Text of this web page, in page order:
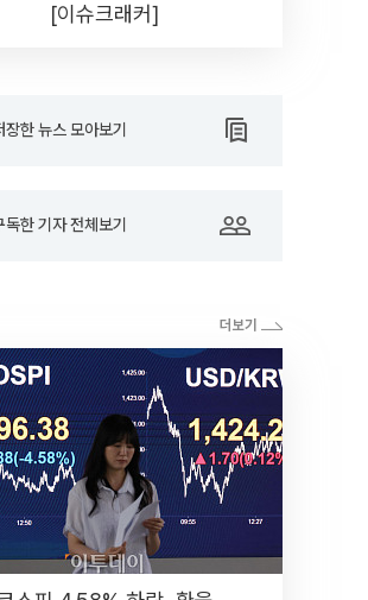
[이슈크래커]
장한 뉴스 모아보기
독한 기자 전체보기